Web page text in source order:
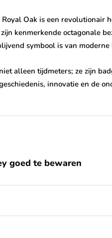
Royal Oak is een
kenmerkende octagonale
symbool is van moderne
alleen tijdmeters; ze zijn
innovatie en de
goed te bewaren